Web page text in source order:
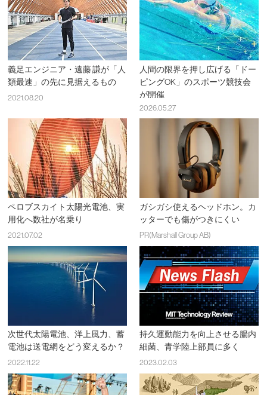
義足エンジニア・遠藤 謙が「人
類最速」の先に見据えるもの
2021.08.20
人間の限界を押し広げる「ドー
ピングOK」のスポーツ競技会
が開催
2026.05.27
ペロブスカイト太陽光電池、実
用化へ数社が名乗り
2021.07.02
ガシガシ使えるヘッドホン。カ
ッターでも傷がつきにくい
PR(Marshall Group AB)
次世代太陽電池、洋上風力、蓄
電池は送電網をどう変えるか？
2022.11.22
持久運動能力を向上させる腸内
細菌、青学陸上部員に多く
2023.02.03